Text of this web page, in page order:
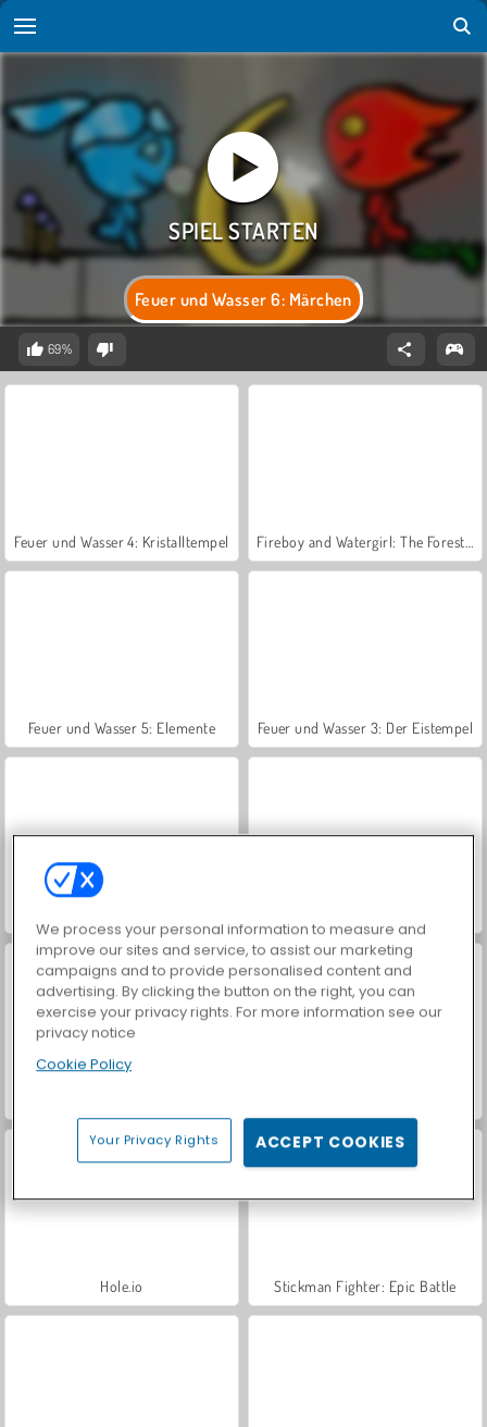
Feuer und Wasser 6: Märchen
69%
Feuer und Wasser 4: Kristalltempel
Feuer und Wasser 5: Elemente Feuer und Wasser 3: Der Eistempel
Hole.io Stickman Fighter: Epic Battle
We process your personal information to measure and
improve our sites and service, to assist our marketing
campaigns and to provide personalised content and
advertising. By clicking the button on the right, you can
exercise your privacy rights. For more information see our
privacy notice
Cookie Policy
Your Privacy Rights ACCEPT COOKIES